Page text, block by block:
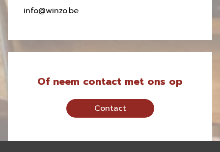
info@winzo.be
Of neem contact met ons op
Contact